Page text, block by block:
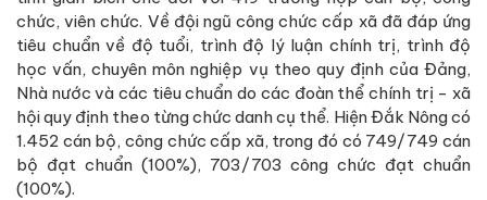
chức, viên chức. Về đội ngũ công chức cấp xã đã đáp ứng
tiêu chuẩn về độ tuổi, trình độ lý luận chính trị, trình độ
học vấn, chuyên môn nghiệp vụ theo quy định của Đảng,
Nhà nước và các tiêu chuẩn do các đoàn thể chính trị - xã
hội quy định theo từng chức danh cụ thể. Hiện Đắk Nông có
1.452 cán bộ, công chức cấp xã, trong đó có 749/749 cán
bộ đạt chuẩn (100%), 703/703 công chức đạt chuẩn
(100%).